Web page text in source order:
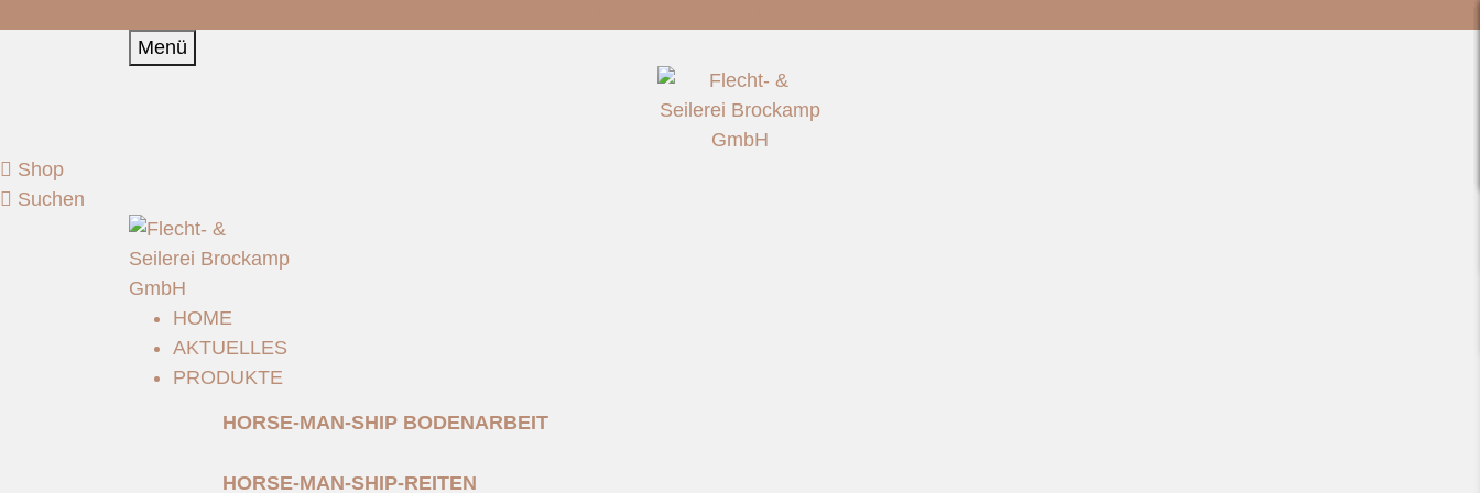
Menü
Shop
Suchen
HOME
AKTUELLES
PRODUKTE
HORSE-MAN-SHIP BODENARBEIT
HORSE-MAN-SHIP-REITEN